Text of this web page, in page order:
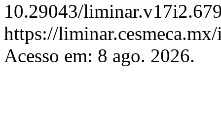
10.29043/
https://
Acesso em: 8 ago. 2026.